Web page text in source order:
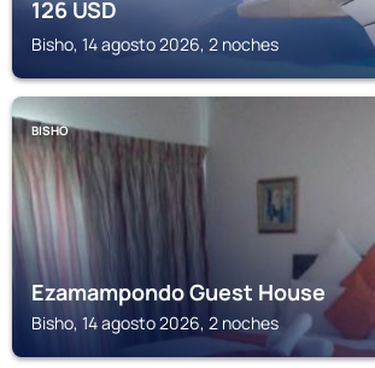
126USD
Bisho, 14 agosto 2026, 2 noches
BISHO
Ezamampondo Guest House
Bisho, 14 agosto 2026, 2 noches